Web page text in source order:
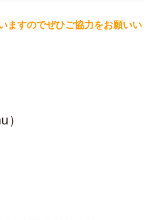
ますのでぜひご協力をお願いい